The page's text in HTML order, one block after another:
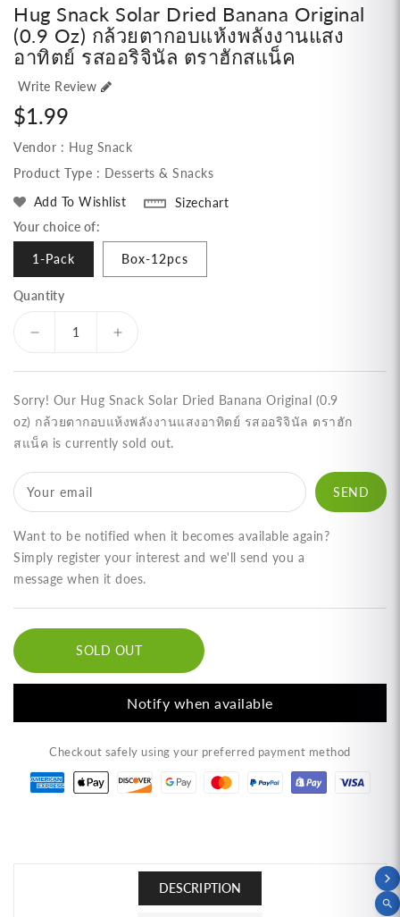
Hug Snack Solar Dried Banana Original
(0.9 Oz) กล้วยตากอบแห้งพลังงานแสง
อาทิตย์ รสออริจินัล ตราฮักสแน็ค
Write Review
Regular
price
$1.99
Vendor : Hug Snack
Product Type : Desserts & Snacks
Add To Wishlist
Sizechart
Your choice of:
1-Pack Box-12pcs
Quantity
Decrease
for
Hug
Snack
Solar
Dried
Banana
Original
(0.9
oz)
กล้วย
ตาก
แห้ง
พลังงาน
แสง
ออ
ริ
Increase
for
Hug
Snack
Solar
Dried
Banana
(0.9
oz)
กล้วย
ตาก
แห้ง
พลังงาน
แสง
อาทิตย์
ออ
ริ
Sorry! Our Hug Snack Solar Dried Banana Original (0.9
oz) กล้วยตากอบแห้งพลังงานแสงอาทิตย์ รสออริจินัล ตราฮัก
สแน็ค is currently sold out.
Your email
Want to be notified when it becomes available again?
Simply register your interest and we'll send you a
message when it does.
SOLD OUT
Notify when available
Checkout safely using your preferred payment method
DESCRIPTION